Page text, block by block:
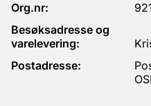
Org.nr:
Besøksadresse og
varelevering:
Postadresse: